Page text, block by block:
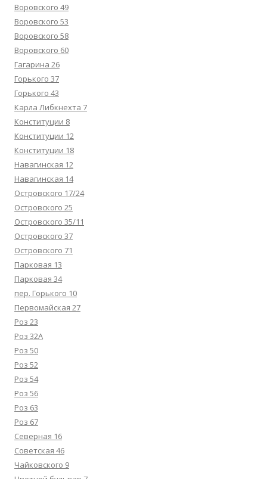
Воровского 49
Воровского 53
Воровского 58
Воровского 60
Гагарина 26
Горького 37
Горького 43
Карла Либкнехта 7
Конституции 8
Конституции 12
Конституции 18
Навагинская 12
Навагинская 14
Островского 17/24
Островского 25
Островского 35/11
Островского 37
Островского 71
Парковая 13
Парковая 34
пер. Горького 10
Первомайская 27
Роз 23
Роз 32А
Роз 50
Роз 52
Роз 54
Роз 56
Роз 63
Роз 67
Северная 16
Советская 46
Чайковского 9